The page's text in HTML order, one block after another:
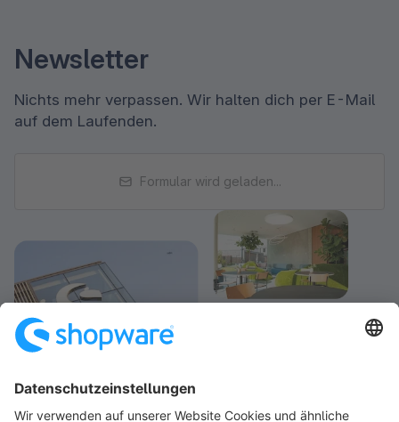
Newsletter
Nichts mehr verpassen. Wir halten dich per E-Mail
auf dem Laufenden.
Formular wird geladen...